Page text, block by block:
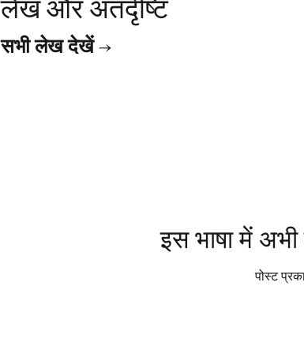
लेख और अंतर्दृष्टि
सभी लेख देखें →
इस भाषा में
पोस्ट